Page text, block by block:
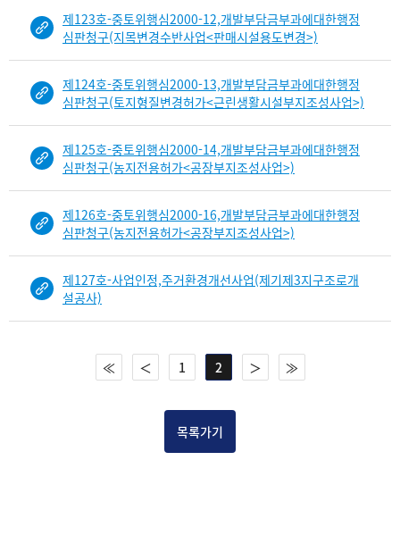
제123호-중토위행심2000-12,개발부담금부과에대한행정
심판청구(지목변경수반사업<판매시설용도변경>)
제124호-중토위행심2000-13,개발부담금부과에대한행정
심판청구(토지형질변경허가<근린생활시설부지조성사업>)
제125호-중토위행심2000-14,개발부담금부과에대한행정
심판청구(농지전용허가<공장부지조성사업>)
제126호-중토위행심2000-16,개발부담금부과에대한행정
심판청구(농지전용허가<공장부지조성사업>)
제127호-사업인정,주거환경개선사업(제기제3지구조로개
설공사)
≪ ＜ 1 2 ＞ ≫
목록가기